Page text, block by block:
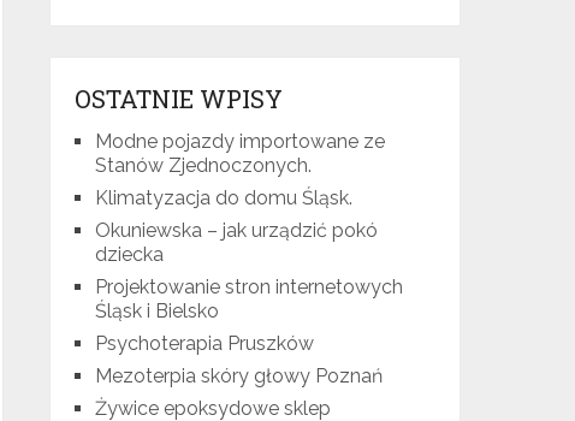
OSTATNIE WPISY
Modne pojazdy importowane ze
Stanów Zjednoczonych.
Klimatyzacja do domu Śląsk.
Okuniewska – jak urządzić pokó
dziecka
Projektowanie stron internetowych
Śląsk i Bielsko
Psychoterapia Pruszków
Mezoterpia skóry głowy Poznań
Żywice epoksydowe sklep